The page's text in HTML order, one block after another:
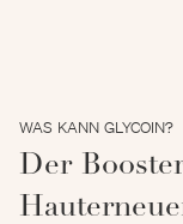
WAS KANN GLYCOIN?
Der